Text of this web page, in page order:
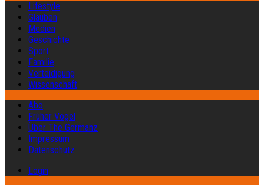
Lifestyle
Glauben
Medien
Geschichte
Sport
Familie
Verteidigung
Wissenschaft
Abo
Früher Vogel
Über The Germanz
Impressum
Datenschutz
Login